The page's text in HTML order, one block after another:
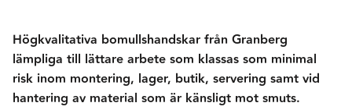
Högkvalitativa bomullshandskar från Granberg
lämpliga till lättare arbete som klassas som minimal
risk inom montering, lager, butik, servering samt vid
hantering av material som är känsligt mot smuts.